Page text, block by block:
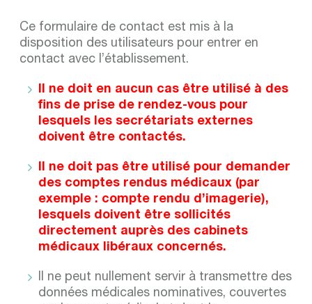
Ce formulaire de contact est mis à la
disposition des utilisateurs pour entrer en
contact avec l’établissement.
Il ne doit en aucun cas être utilisé à des
fins de prise de rendez-vous pour
lesquels les secrétariats externes
doivent être contactés.
Il ne doit pas être utilisé pour demander
des comptes rendus médicaux (par
exemple : compte rendu d’imagerie),
lesquels doivent être sollicités
directement auprès des cabinets
médicaux libéraux concernés.
Il ne peut nullement servir à transmettre des
données médicales nominatives, couvertes